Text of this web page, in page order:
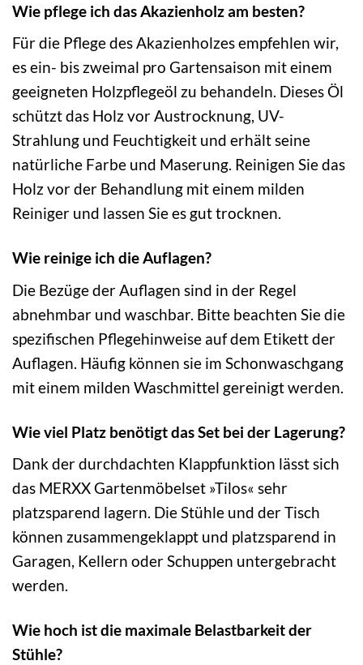
Wie pflege ich das Akazienholz am besten?
Für die Pflege des Akazienholzes empfehlen wir,
es ein- bis zweimal pro Gartensaison mit einem
geeigneten Holzpflegeöl zu behandeln. Dieses Öl
schützt das Holz vor Austrocknung, UV-
Strahlung und Feuchtigkeit und erhält seine
natürliche Farbe und Maserung. Reinigen Sie das
Holz vor der Behandlung mit einem milden
Reiniger und lassen Sie es gut trocknen.
Wie reinige ich die Auflagen?
Die Bezüge der Auflagen sind in der Regel
abnehmbar und waschbar. Bitte beachten Sie die
spezifischen Pflegehinweise auf dem Etikett der
Auflagen. Häufig können sie im Schonwaschgang
mit einem milden Waschmittel gereinigt werden.
Wie viel Platz benötigt das Set bei der Lagerung?
Dank der durchdachten Klappfunktion lässt sich
das MERXX Gartenmöbelset »Tilos« sehr
platzsparend lagern. Die Stühle und der Tisch
können zusammengeklappt und platzsparend in
Garagen, Kellern oder Schuppen untergebracht
werden.
Wie hoch ist die maximale Belastbarkeit der
Stühle?